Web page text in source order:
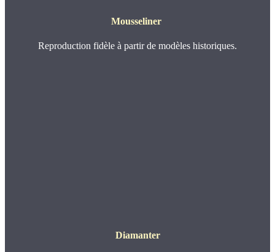
Mousseliner
Reproduction fidèle à partir de modèles historiques.
Diamanter